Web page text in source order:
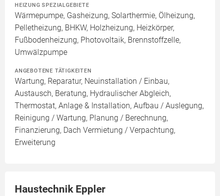
HEIZUNG SPEZIALGEBIETE
Wärmepumpe, Gasheizung, Solarthermie, Ölheizung,
Pelletheizung, BHKW, Holzheizung, Heizkörper,
Fußbodenheizung, Photovoltaik, Brennstoffzelle,
Umwälzpumpe
ANGEBOTENE TÄTIGKEITEN
Wartung, Reparatur, Neuinstallation / Einbau,
Austausch, Beratung, Hydraulischer Abgleich,
Thermostat, Anlage & Installation, Aufbau / Auslegung,
Reinigung / Wartung, Planung / Berechnung,
Finanzierung, Dach Vermietung / Verpachtung,
Erweiterung
Haustechnik Eppler